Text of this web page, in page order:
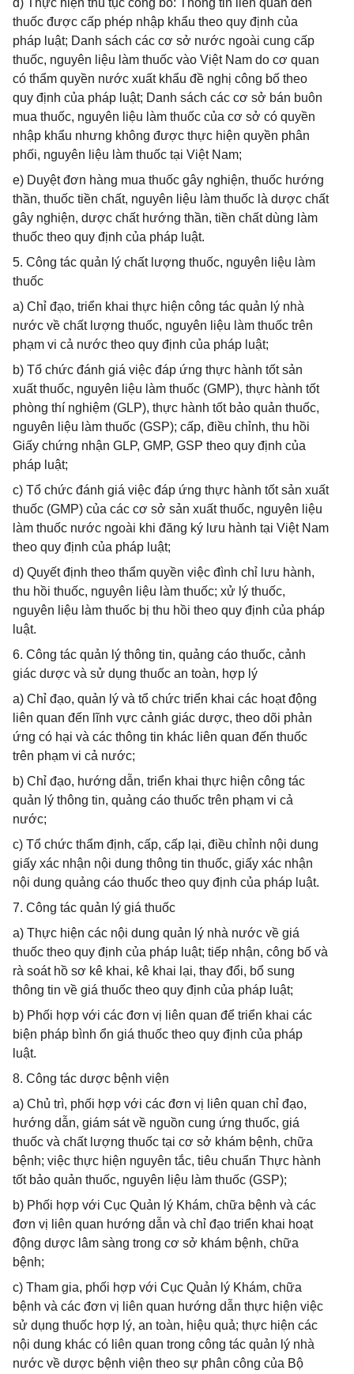
đ) Thực hiện thủ tục công bố: Thông tin liên quan đến
thuốc được cấp phép nhập khẩu theo quy định của
pháp luật; Danh sách các cơ sở nước ngoài cung cấp
thuốc, nguyên liệu làm thuốc vào Việt Nam do cơ quan
có thẩm quyền nước xuất khẩu đề nghị công bố theo
quy định của pháp luật; Danh sách các cơ sở bán buôn
mua thuốc, nguyên liệu làm thuốc của cơ sở có quyền
nhập khẩu nhưng không được thực hiện quyền phân
phối, nguyên liệu làm thuốc tại Việt Nam;
e) Duyệt đơn hàng mua thuốc gây nghiện, thuốc hướng
thần, thuốc tiền chất, nguyên liệu làm thuốc là dược chất
gây nghiện, dược chất hướng thần, tiền chất dùng làm
thuốc theo quy định của pháp luật.
5. Công tác quản lý chất lượng thuốc, nguyên liệu làm
thuốc
a) Chỉ đạo, triển khai thực hiện công tác quản lý nhà
nước về chất lượng thuốc, nguyên liệu làm thuốc trên
phạm vi cả nước theo quy định của pháp luật;
b) Tổ chức đánh giá việc đáp ứng thực hành tốt sản
xuất thuốc, nguyên liệu làm thuốc (GMP), thực hành tốt
phòng thí nghiệm (GLP), thực hành tốt bảo quản thuốc,
nguyên liệu làm thuốc (GSP); cấp, điều chỉnh, thu hồi
Giấy chứng nhận GLP, GMP, GSP theo quy định của
pháp luật;
c) Tổ chức đánh giá việc đáp ứng thực hành tốt sản xuất
thuốc (GMP) của các cơ sở sản xuất thuốc, nguyên liệu
làm thuốc nước ngoài khi đăng ký lưu hành tại Việt Nam
theo quy định của pháp luật;
d) Quyết định theo thẩm quyền việc đình chỉ lưu hành,
thu hồi thuốc, nguyên liệu làm thuốc; xử lý thuốc,
nguyên liệu làm thuốc bị thu hồi theo quy định của pháp
luật.
6. Công tác quản lý thông tin, quảng cáo thuốc, cảnh
giác dược và sử dụng thuốc an toàn, hợp lý
a) Chỉ đạo, quản lý và tổ chức triển khai các hoạt động
liên quan đến lĩnh vực cảnh giác dược, theo dõi phản
ứng có hại và các thông tin khác liên quan đến thuốc
trên phạm vi cả nước;
b) Chỉ đạo, hướng dẫn, triển khai thực hiện công tác
quản lý thông tin, quảng cáo thuốc trên phạm vi cả
nước;
c) Tổ chức thẩm định, cấp, cấp lại, điều chỉnh nội dung
giấy xác nhận nội dung thông tin thuốc, giấy xác nhận
nội dung quảng cáo thuốc theo quy định của pháp luật.
7. Công tác quản lý giá thuốc
a) Thực hiện các nội dung quản lý nhà nước về giá
thuốc theo quy định của pháp luật; tiếp nhận, công bố và
rà soát hồ sơ kê khai, kê khai lại, thay đổi, bổ sung
thông tin về giá thuốc theo quy định của pháp luật;
b) Phối hợp với các đơn vị liên quan để triển khai các
biện pháp bình ổn giá thuốc theo quy định của pháp
luật.
8. Công tác dược bệnh viện
a) Chủ trì, phối hợp với các đơn vị liên quan chỉ đạo,
hướng dẫn, giám sát về nguồn cung ứng thuốc, giá
thuốc và chất lượng thuốc tại cơ sở khám bệnh, chữa
bệnh; việc thực hiện nguyên tắc, tiêu chuẩn Thực hành
tốt bảo quản thuốc, nguyên liệu làm thuốc (GSP);
b) Phối hợp với Cục Quản lý Khám, chữa bệnh và các
đơn vị liên quan hướng dẫn và chỉ đạo triển khai hoạt
động dược lâm sàng trong cơ sở khám bệnh, chữa
bệnh;
c) Tham gia, phối hợp với Cục Quản lý Khám, chữa
bệnh và các đơn vị liên quan hướng dẫn thực hiện việc
sử dụng thuốc hợp lý, an toàn, hiệu quả; thực hiện các
nội dung khác có liên quan trong công tác quản lý nhà
nước về dược bệnh viện theo sự phân công của Bộ